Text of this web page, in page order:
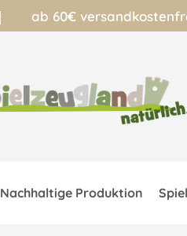
ab 60€
Nachhaltige Produktion